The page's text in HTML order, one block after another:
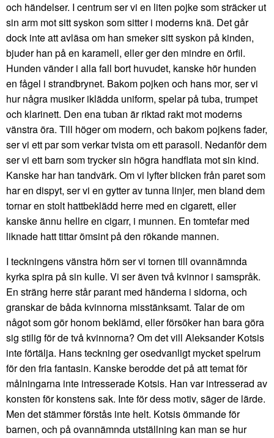
och händelser. I centrum ser vi en liten pojke som sträcker ut
sin arm mot sitt syskon som sitter i moderns knä. Det går
dock inte att avläsa om han smeker sitt syskon på kinden,
bjuder han på en karamell, eller ger den mindre en örfil.
Hunden vänder i alla fall bort huvudet, kanske hör hunden
en fågel i strandbrynet. Bakom pojken och hans mor, ser vi
hur några musiker iklädda uniform, spelar på tuba, trumpet
och klarinett. Den ena tuban är riktad rakt mot moderns
vänstra öra. Till höger om modern, och bakom pojkens fader,
ser vi ett par som verkar tvista om ett parasoll. Nedanför dem
ser vi ett barn som trycker sin högra handflata mot sin kind.
Kanske har han tandvärk. Om vi lyfter blicken från paret som
har en dispyt, ser vi en gytter av tunna linjer, men bland dem
tornar en stolt hattbeklädd herre med en cigarett, eller
kanske ännu hellre en cigarr, i munnen. En tomtefar med
liknade hatt tittar ömsint på den rökande mannen.
I teckningens vänstra hörn ser vi tornen till ovannämnda
kyrka spira på sin kulle. Vi ser även två kvinnor i samspråk.
En sträng herre står parant med händerna i sidorna, och
granskar de båda kvinnorna misstänksamt. Talar de om
något som gör honom beklämd, eller försöker han bara göra
sig stilig för de två kvinnorna? Om det vill Aleksander Kotsis
inte förtälja. Hans teckning ger osedvanligt mycket spelrum
för den fria fantasin. Kanske berodde det på att temat för
målningarna inte intresserade Kotsis. Han var intresserad av
konsten för konstens sak. Inte för dess motiv, säger de lärde.
Men det stämmer förstås inte helt. Kotsis ömmande för
barnen, och på ovannämnda utställning kan man se hur